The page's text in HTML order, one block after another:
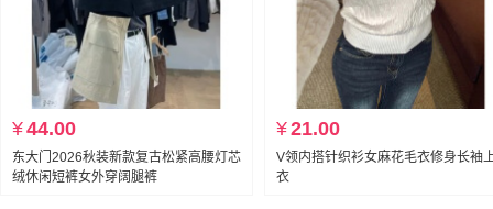
¥44.00
东大门2026秋装新款复古松紧高腰灯芯
绒休闲短裤女外穿阔腿裤
¥21.00
V领内搭针织衫女麻花毛衣修身长袖
衣